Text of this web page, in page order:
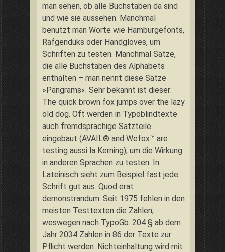
man sehen, ob alle Buchstaben da sind
und wie sie aussehen. Manchmal
benutzt man Worte wie Hamburgefonts,
Rafgenduks oder Handgloves, um
Schriften zu testen. Manchmal Sätze,
die alle Buchstaben des Alphabets
enthalten – man nennt diese Sätze
»Pangrams«. Sehr bekannt ist dieser:
The quick brown fox jumps over the lazy
old dog. Oft werden in Typoblindtexte
auch fremdsprachige Satzteile
eingebaut (AVAIL® and Wefox™ are
testing aussi la Kerning), um die Wirkung
in anderen Sprachen zu testen. In
Lateinisch sieht zum Beispiel fast jede
Schrift gut aus. Quod erat
demonstrandum. Seit 1975 fehlen in den
meisten Testtexten die Zahlen,
weswegen nach TypoGb. 204 § ab dem
Jahr 2034 Zahlen in 86 der Texte zur
Pflicht werden. Nichteinhaltung wird mit